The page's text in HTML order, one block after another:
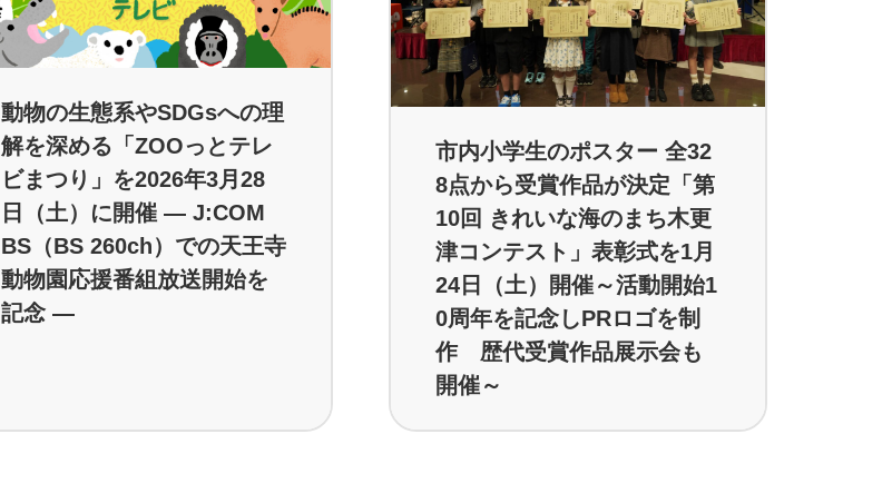
動物の生態系やSDGsへの理
解を深める「ZOOっとテレ
ビまつり」を2026年3月28
日（土）に開催 ― J:COM
BS（BS 260ch）での天王寺
動物園応援番組放送開始を
記念 ―
市内小学生のポスター 全32
8点から受賞作品が決定「第
10回 きれいな海のまち木更
津コンテスト」表彰式を1月
24日（土）開催～活動開始1
0周年を記念しPRロゴを制
作 歴代受賞作品展示会も
開催～